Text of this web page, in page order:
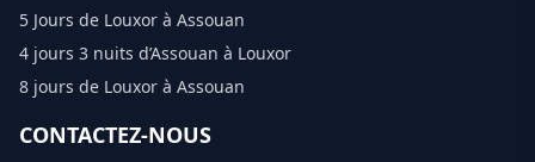
5 Jours de Louxor à Assouan
4 jours 3 nuits d’Assouan à Louxor
8 jours de Louxor à Assouan
CONTACTEZ-NOUS